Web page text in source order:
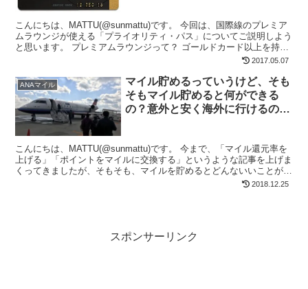
こんにちは、MATTU(@sunmattu)です。 今回は、国際線のプレミア
ムラウンジが使える「プライオリティ・パス」についてご説明しよう
と思います。 プレミアムラウンジって？ ゴールドカード以上を持っ
2017.05.07
ANAマイル
マイル貯めるっていうけど、そも
そもマイル貯めると何ができる
の？意外と安く海外に行けるの
こんにちは、MATTU(@sunmattu)です。 今まで、「マイル還元率を
上げる」「ポイントをマイルに交換する」というような記事を上げま
くってきましたが、そもそも、マイルを貯めるとどんないいことがあ
2018.12.25
スポンサーリンク